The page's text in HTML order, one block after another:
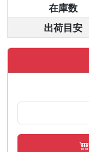
在庫数
出荷目安